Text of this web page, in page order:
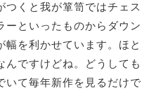
つくと我が箪笥ではチェス
ーといったものからダウン
幅を利かせています。ほと
んですけどね。どうしても
いて毎年新作を見るだけで